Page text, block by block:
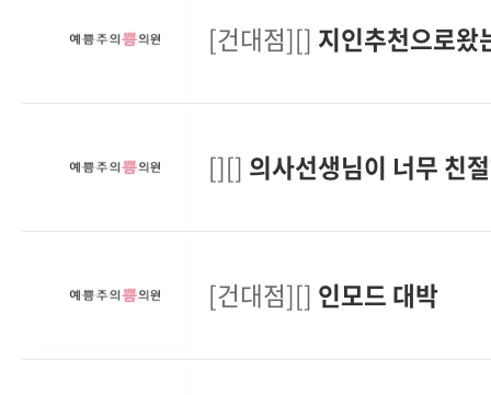
[건대점][] 지인추천으로왔
[][] 의사선생님이 너무 친
[건대점][] 인모드 대박